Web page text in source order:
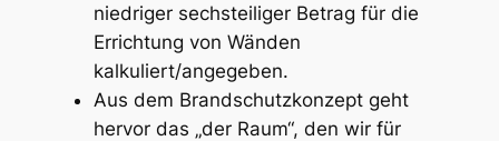
niedriger sechsteiliger Betrag für die
Errichtung von Wänden
kalkuliert/angegeben.
Aus dem Brandschutzkonzept geht
hervor das „der Raum“, den wir für